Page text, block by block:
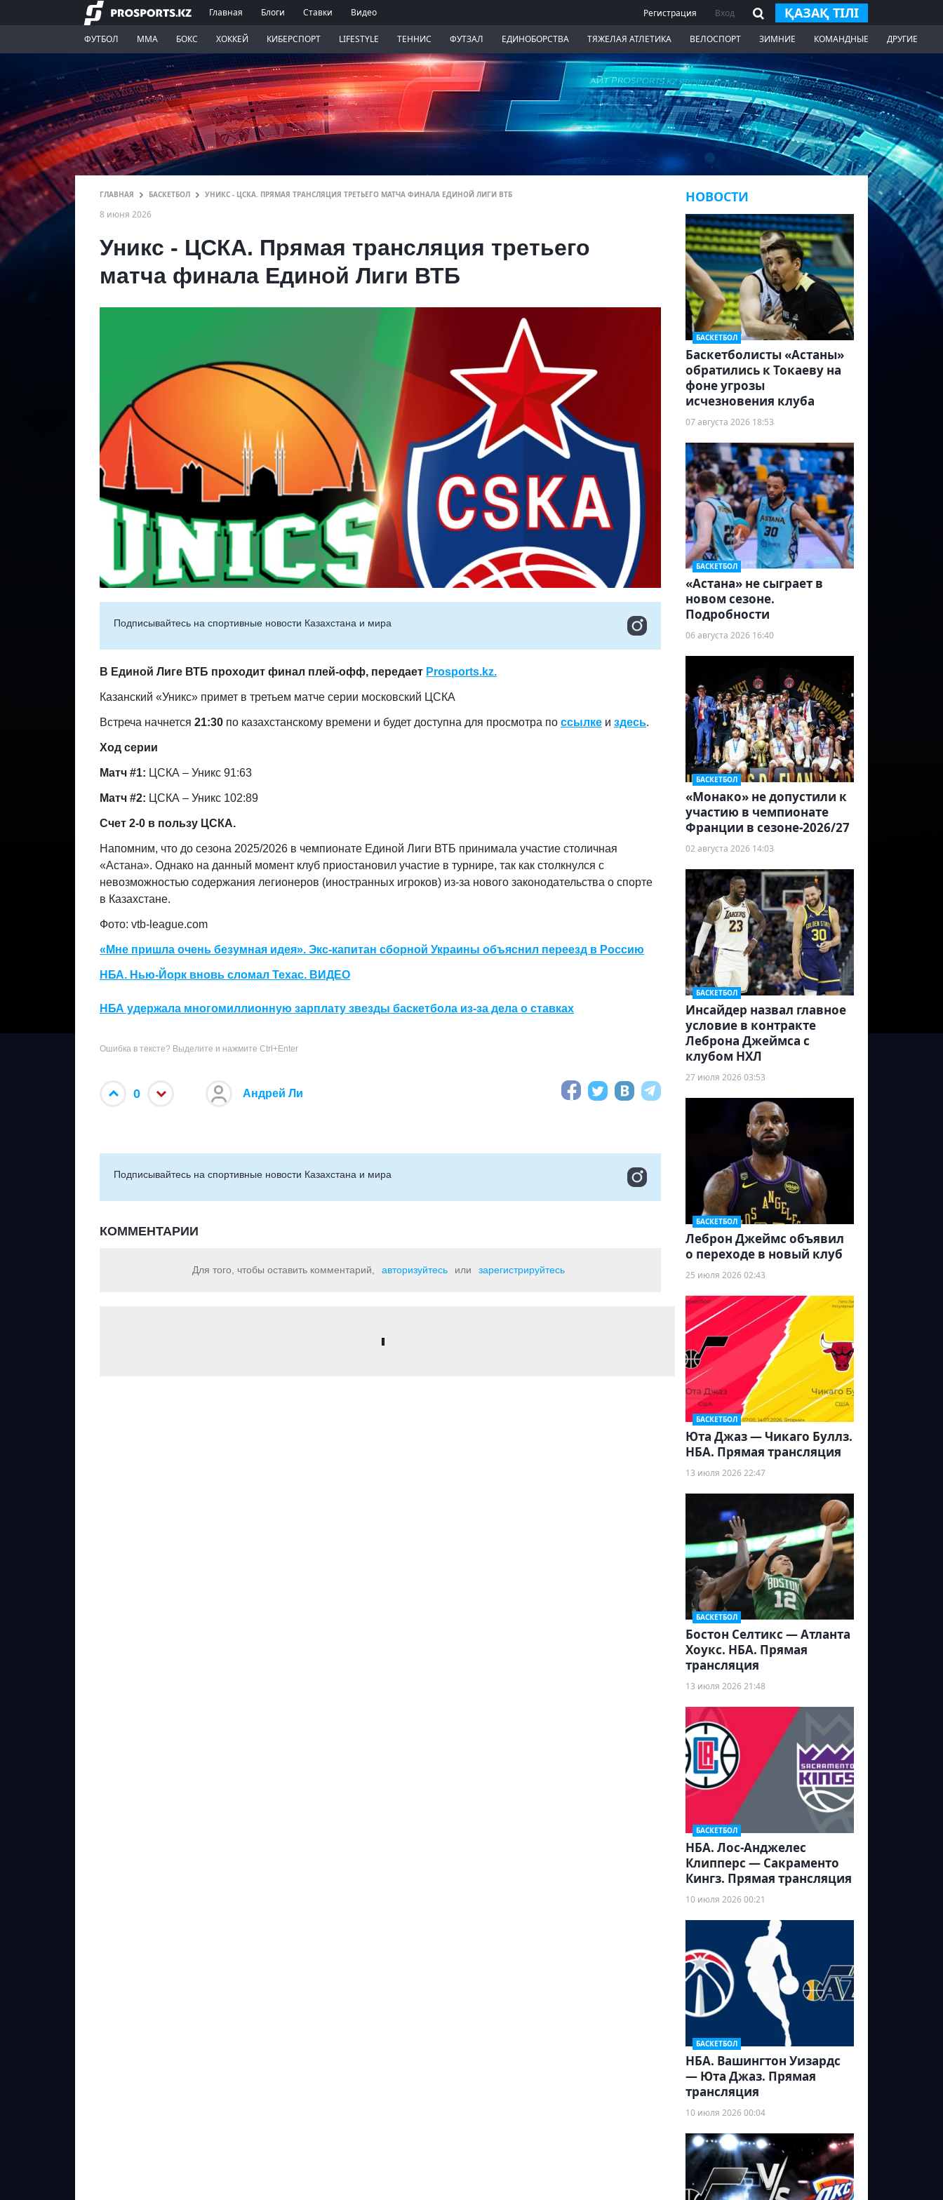
Главная Блоги Ставки Видео Регистрация Вход ҚАЗАҚ ТІЛІ
ФУТБОЛ ММА БОКС ХОККЕЙ КИБЕРСПОРТ LIFESTYLE ТЕННИС ФУТЗАЛ ЕДИНОБОРСТВА ТЯЖЕЛАЯ АТЛЕТИКА ВЕЛОСПОРТ ЗИМНИЕ КОМАНДНЫЕ ДРУГИЕ
ГЛАВНАЯ БАСКЕТБОЛ УНИКС - ЦСКА. ПРЯМАЯ ТРАНСЛЯЦИЯ ТРЕТЬЕГО МАТЧА ФИНАЛА ЕДИНОЙ ЛИГИ ВТБ
8 июня 2026
Уникс - ЦСКА. Прямая трансляция третьего
матча финала Единой Лиги ВТБ
Подписывайтесь на cпортивные новости Казахстана и мира
В Единой Лиге ВТБ проходит финал плей-офф, передает Prosports.kz.
Казанский «Уникс» примет в третьем матче серии московский ЦСКА
Встреча начнется 21:30 по казахстанскому времени и будет доступна для просмотра по ссылке и здесь.
Ход серии
Матч #1: ЦСКА – Уникс 91:63
Матч #2: ЦСКА – Уникс 102:89
Счет 2-0 в пользу ЦСКА.
Напомним, что до сезона 2025/2026 в чемпионате Единой Лиги ВТБ принимала участие столичная
«Астана». Однако на данный момент клуб приостановил участие в турнире, так как столкнулся с
невозможностью содержания легионеров (иностранных игроков) из-за нового законодательства о спорте
в Казахстане.
Фото: vtb-league.com
«Мне пришла очень безумная идея». Экс-капитан сборной Украины объяснил переезд в Россию
НБА. Нью-Йорк вновь сломал Техас. ВИДЕО
НБА удержала многомиллионную зарплату звезды баскетбола из-за дела о ставках
Ошибка в тексте? Выделите и нажмите Ctrl+Enter
0 Андрей Ли
Подписывайтесь на cпортивные новости Казахстана и мира
КОММЕНТАРИИ
Для того, чтобы оставить комментарий, авторизуйтесь или зарегистрируйтесь
НОВОСТИ
БАСКЕТБОЛ
Баскетболисты «Астаны»
обратились к Токаеву на
фоне угрозы
исчезновения клуба
07 августа 2026 18:53
БАСКЕТБОЛ
«Астана» не сыграет в
новом сезоне.
Подробности
06 августа 2026 16:40
БАСКЕТБОЛ
«Монако» не допустили к
участию в чемпионате
Франции в сезоне-2026/27
02 августа 2026 14:03
БАСКЕТБОЛ
Инсайдер назвал главное
условие в контракте
Леброна Джеймса с
клубом НХЛ
27 июля 2026 03:53
БАСКЕТБОЛ
Леброн Джеймс объявил
о переходе в новый клуб
25 июля 2026 02:43
БАСКЕТБОЛ
Юта Джаз — Чикаго Буллз.
НБА. Прямая трансляция
13 июля 2026 22:47
БАСКЕТБОЛ
Бостон Селтикс — Атланта
Хоукс. НБА. Прямая
трансляция
13 июля 2026 21:48
БАСКЕТБОЛ
НБА. Лос-Анджелес
Клипперс — Сакраменто
Кингз. Прямая трансляция
10 июля 2026 00:21
БАСКЕТБОЛ
НБА. Вашингтон Уизардс
— Юта Джаз. Прямая
трансляция
10 июля 2026 00:04